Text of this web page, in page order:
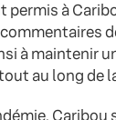
permis à
à maintenir
au long de